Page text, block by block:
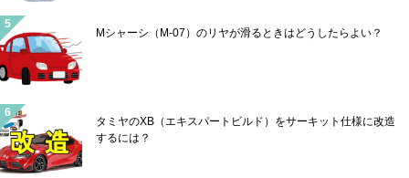
Mシャーシ（M-07）のリヤが滑るときはどうしたらよい？
タミヤのXB（エキスパートビルド）をサーキット仕様に改造
するには？